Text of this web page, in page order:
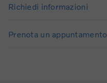
Richiedi informazioni
Prenota un appuntamento